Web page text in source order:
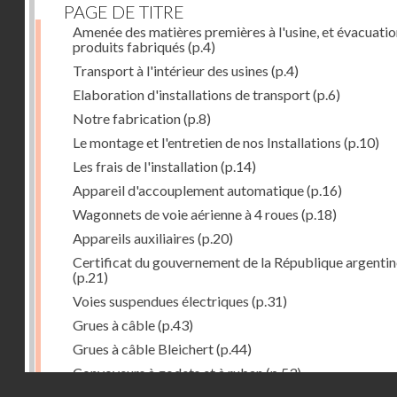
PAGE DE TITRE
Amenée des matières premières à l'usine, et
produits fabriqués (p.4)
Transport à l'intérieur des usines (p.4)
Elaboration d'installations de transport(p.6)
Notre fabrication(p.8)
Le montage et l'entretien de nos Installations (p.10)
Les frais de l'installation(p.14)
Appareil d'accouplement automatique(p.16)
Wagonnets de voie aérienne à 4 roues (p.18)
Appareils auxiliaires (p.20)
Certificat du gouvernement de la République
(p.21)
Voies suspendues électriques (p.31)
Grues à câble(p.43)
Grues à câble Bleichert(p.44)
Convoyeurs à godets et à ruban(p.53)